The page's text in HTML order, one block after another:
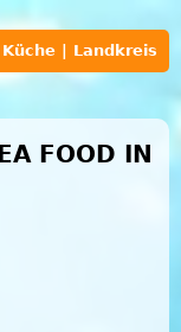
| Landkreis
FOOD IN